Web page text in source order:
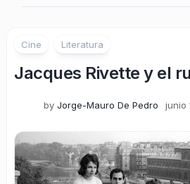
Cine Literatura
Jacques Rivette y el
by Jorge-Mauro De Pedro junio